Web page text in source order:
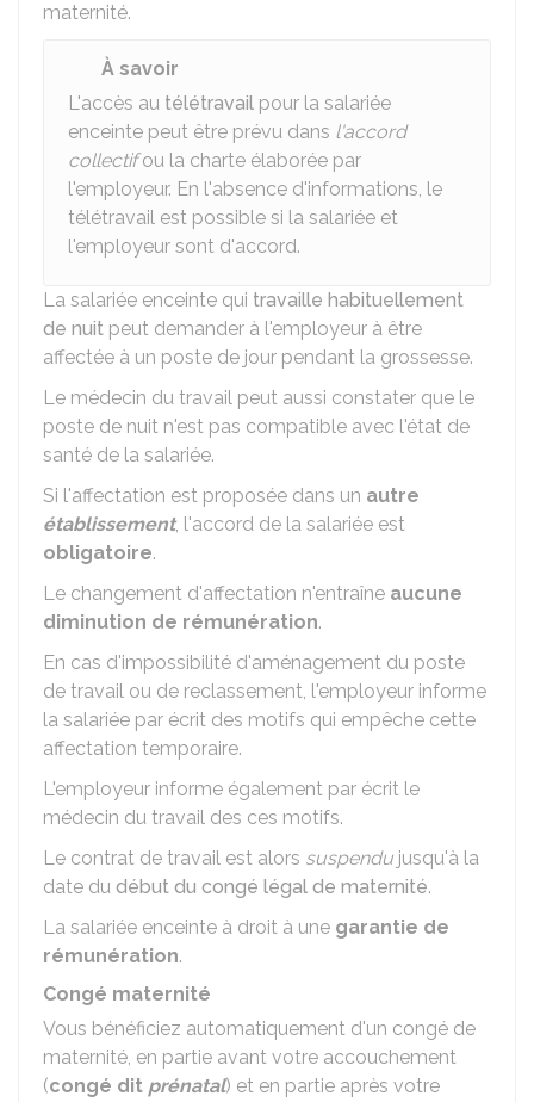
maternité.
À savoir
L'accès au télétravail pour la salariée
enceinte peut être prévu dans l'accord
collectifou la charte élaborée par
l'employeur. En l'absence d'informations, le
télétravail est possible si la salariée et
l'employeur sont d'accord.
La salariée enceinte qui travaille habituellement
de nuit peut demander à l'employeur à être
affectée à un poste de jour pendant la grossesse.
Le médecin du travail peut aussi constater que le
poste de nuit n'est pas compatible avec l'état de
santé de la salariée.
Si l'affectation est proposée dans un autre
établissement, l'accord de la salariée est
obligatoire.
Le changement d'affectation n'entraîne aucune
diminution de rémunération.
En cas d'impossibilité d'aménagement du poste
de travail ou de reclassement, l'employeur informe
la salariée par écrit des motifs qui empêche cette
affectation temporaire.
L'employeur informe également par écrit le
médecin du travail des ces motifs.
Le contrat de travail est alors suspendu jusqu'à la
date du début du congé légal de maternité.
La salariée enceinte à droit à une garantie de
rémunération.
Congé maternité
Vous bénéficiez automatiquement d'un congé de
maternité, en partie avant votre accouchement
(congé dit prénatal) et en partie après votre